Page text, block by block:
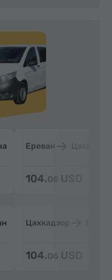
Ереван
104.06 USD
Цахкадзор
104.06 USD